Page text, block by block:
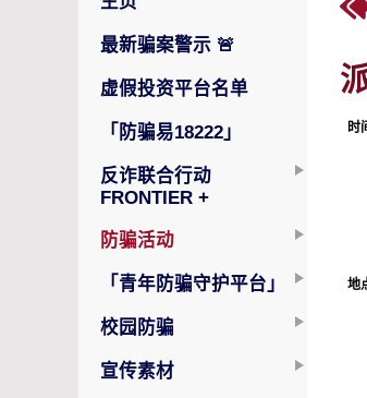
最新骗案警示 🚨
虚假投资平台名单
「防骗易18222」
反诈联合行动
FRONTIER +
防骗活动
「青年防骗守护平台」
校园防骗
宣传素材
时
地